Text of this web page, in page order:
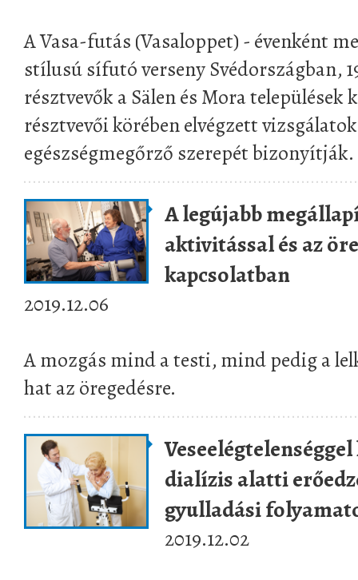
A Vasa-futás (Vasaloppet) - évenként
stílusú sífutó verseny Svédországban,
résztvevők a Sälen és Mora
résztvevői körében elvégzett
egészségmegőrző szerepét bizonyítják.
A legújabb
aktivitással és az
kapcsolatban
2019.12.06
A mozgás mind a testi, mind pedig a
hat az öregedésre.
dialízis alatti
gyulladási
2019.12.02